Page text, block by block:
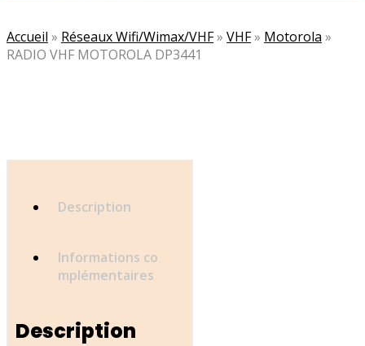
Accueil » Réseaux Wifi/Wimax/VHF» VHF» Motorola »
RADIO VHF MOTOROLA DP3441
Description
Informations co
mplémentaires
Description